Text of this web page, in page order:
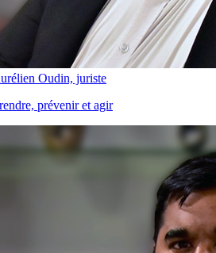
Oudin, juriste
prévenir et agir